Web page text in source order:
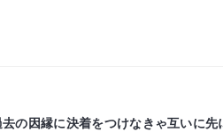
の因縁に決着をつけなきゃ互いに